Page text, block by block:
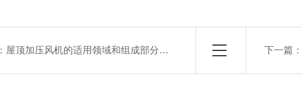
屋顶加压风机的适用领域和组成部分介绍 下一篇：